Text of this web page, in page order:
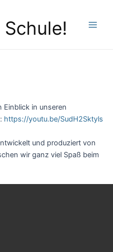
Einblick in unseren
https://youtu.be/SudH2Sktyls
und produziert von
wir ganz viel Spaß beim